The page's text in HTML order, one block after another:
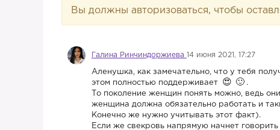
Вы должны авторизоваться, чтобы
Галина Ринчиндоржиева 14 июня 2021, 17:27
Аленушка, как замечательно, что у тебя
этом полностью поддерживает
.
То поколение женщин понять можно, ведь
женщина должна обязательно работать и
Конечно же нужно учитывать этот факт).
Если же свекровь напрямую начнет